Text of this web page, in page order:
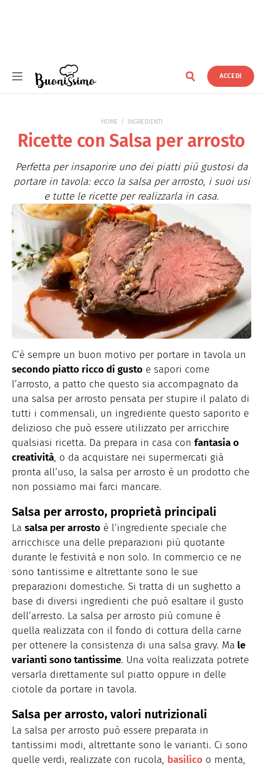
ACCEDI
HOME INGREDIENTI
Ricette con Salsa per arrosto
Perfetta per insaporire uno dei piatti più gustosi da
portare in tavola: ecco la salsa per arrosto, i suoi usi
e tutte le ricette per realizzarla in casa.
C’è sempre un buon motivo per portare in tavola un
secondo piatto ricco di gusto e sapori come
l’arrosto, a patto che questo sia accompagnato da
una salsa per arrosto pensata per stupire il palato di
tutti i commensali, un ingrediente questo saporito e
delizioso che può essere utilizzato per arricchire
qualsiasi ricetta. Da prepara in casa con fantasia o
creatività, o da acquistare nei supermercati già
pronta all’uso, la salsa per arrosto è un prodotto che
non possiamo mai farci mancare.
Salsa per arrosto, proprietà principali
La salsa per arrosto è l’ingrediente speciale che
arricchisce una delle preparazioni più quotante
durante le festività e non solo. In commercio ce ne
sono tantissime e altrettante sono le sue
preparazioni domestiche. Si tratta di un sughetto a
base di diversi ingredienti che può esaltare il gusto
dell’arresto. La salsa per arrosto più comune è
quella realizzata con il fondo di cottura della carne
per ottenere la consistenza di una salsa gravy. Ma le
varianti sono tantissime. Una volta realizzata potrete
versarla direttamente sul piatto oppure in delle
ciotole da portare in tavola.
Salsa per arrosto, valori nutrizionali
La salsa per arrosto può essere preparata in
tantissimi modi, altrettante sono le varianti. Ci sono
quelle verdi, realizzate con rucola, basilico o menta,